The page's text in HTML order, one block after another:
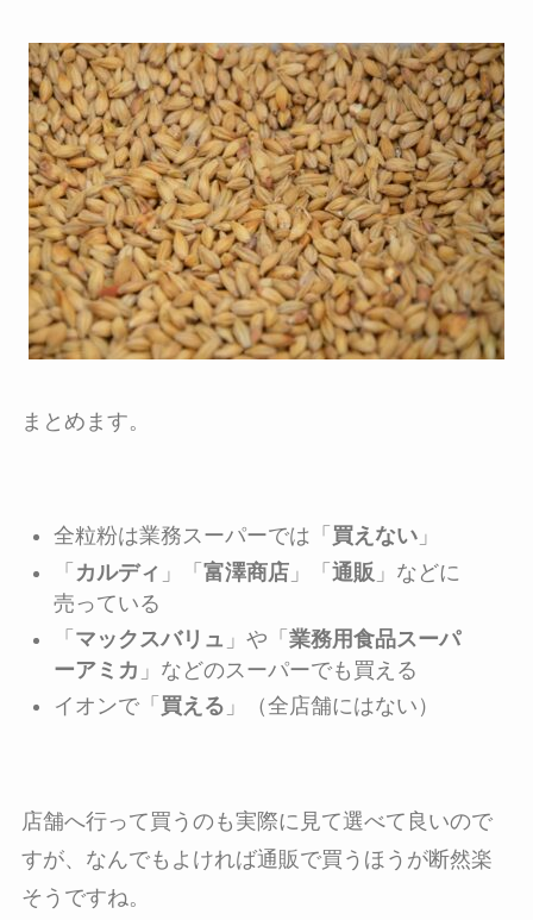
まとめます。
全粒粉は業務スーパーでは「 買えない」
「 カルディ 」「 富澤商店」「 通販 」などに
売っている
「 マックスバリュ 」や「 業務用食品スーパ
ーアミカ 」などのスーパーでも買える
イオンで「 買え る 」（全店舗にはない）
店舗へ行って買うのも実際に見て選べて良いので
すが、なんでもよければ通販で買うほうが断然楽
そうですね。